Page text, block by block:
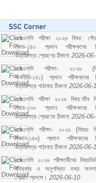
এসএসসি পরীক্ষা ২০২৬ বিষয়:
কোড-১৪০ প্রধান পরীক্ষকদের
উত্তরপত্র প্রেরণের ঠিকানা 2026-
এসএসসি পরীক্ষা- ২০২৬
অর্থনীতি-১৪১) প্রধান পরীক্ষকদের
উত্তরপত্র পাঠাবার ঠিকানা 2026-06-
এসএসসি পরীক্ষা ২০২৬ বিষয়:জীব
কোড-১৩৮ প্রধান পরীক্ষকদের
উত্তরপত্র প্রেরণের ঠিকানা 2026-
এসএসসি পরীক্ষা- ২০২৬ (বিষয়ঃ
বিজ্ঞান-১৪৬) প্রধান পরীক্ষকদের
উত্তরপত্র পাঠাবার ঠিকানা 2026-06-
এসএসসি ২০২৬ পরীক্ষার্থীদের
বহিষ্কার ও অনুপস্থিত তথ্য
প্রেরণ প্রসঙ্গে। 2026-06-10